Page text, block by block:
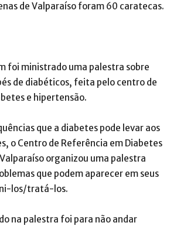
de Valparaíso foram 60 caratecas.
foi ministrado uma palestra sobre
de diabéticos, feita pelo centro de
e hipertensão.
que a diabetes pode levar aos
o Centro de Referência em Diabetes
organizou uma palestra
que podem aparecer em seus
los/tratá-los.
na palestra foi para não andar